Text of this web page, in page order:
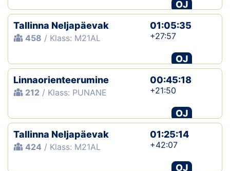
OJ
Tallinna Neljapäevak
458 / Klass: M21AL
01:05:35
+27:57
OJ
Linnaorienteerumine
212 / Klass: PUNANE
00:45:18
+21:50
OJ
Tallinna Neljapäevak
424 / Klass: M21AL
01:25:14
+42:07
OJ